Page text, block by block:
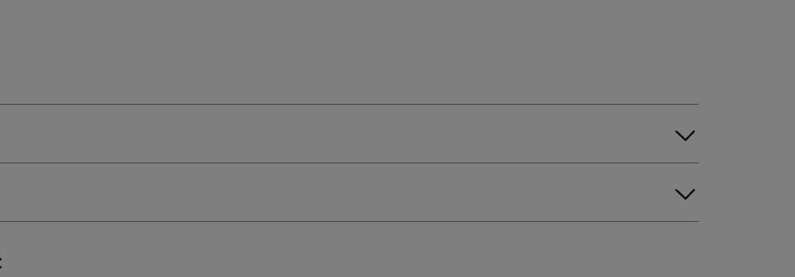
CENTAUREA CYANUS FLOWER WATER LINALOOL LIMONENE CITRIC ACID